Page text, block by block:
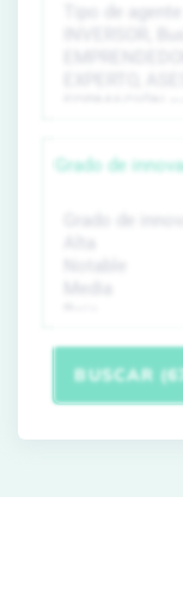
Grado de
BUSCAR